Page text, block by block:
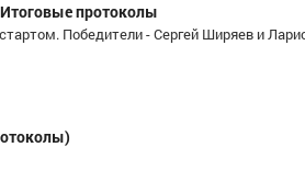
протоколы
Победители - Сергей Ширяев и